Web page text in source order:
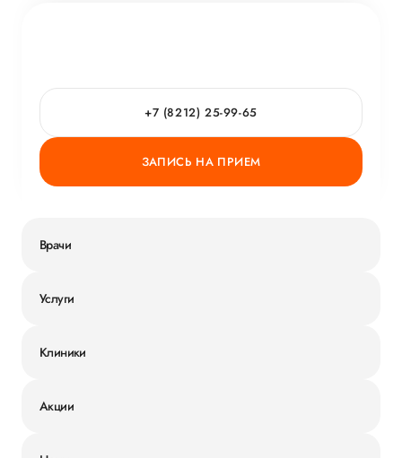
+7 (8212) 25-99-65
ЗАПИСЬ НА ПРИЕМ
Врачи
Услуги
Клиники
Акции